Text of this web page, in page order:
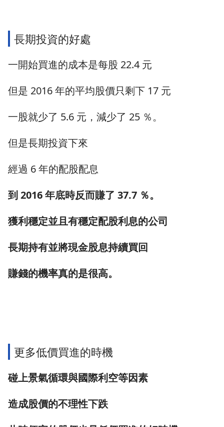
長期投資的好處
一開始買進的成本是每股 22.4 元
但是 2016 年的平均股價只剩下 17 元
一股就少了 5.6 元，減少了 25 ％。
但是長期投資下來
經過 6 年的配股配息
到 2016 年底時反而賺了 37.7 ％。
獲利穩定並且有穩定配股利息的公司
長期持有並將現金股息持續買回
賺錢的機率真的是很高。
更多低價買進的時機
碰上景氣循環與國際利空等因素
造成股價的不理性下跌